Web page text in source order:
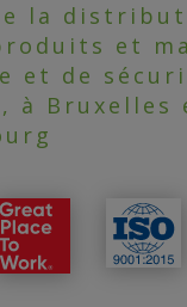
la
et
et de
à Bruxelles